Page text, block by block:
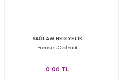
SAĞLAM HEDİYELİK
Prenses Oval Saat
0,00 TL